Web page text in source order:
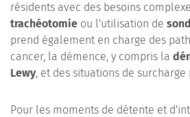
résidents avec des besoins
trachéotomie ou l'utilisation de
prend également en charge des
cancer, la démence, y compris la
Lewy, et des situations de surcharge
Pour les moments de détente et